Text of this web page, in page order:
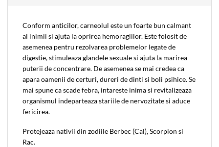
Conform anticilor, carneolul este un foarte bun calmant
al inimii si ajuta la oprirea hemoragiilor. Este folosit de
asemenea pentru rezolvarea problemelor legate de
digestie, stimuleaza glandele sexuale si ajuta la marirea
puterii de concentrare. De asemenea se mai credea ca
apara oamenii de certuri, dureri de dinti si boli psihice. Se
mai spune ca scade febra, intareste inima si revitalizeaza
organismul indeparteaza stariile de nervozitate si aduce
fericirea.
Protejeaza nativii din zodiile Berbec (Cal), Scorpion si
Rac.